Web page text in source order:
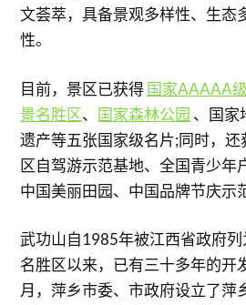
文荟萃，具备景观多样性、生态
性。
目前，景区已获得国家AAAAA
景名胜区、 国家森林公园 、国家
遗产等五张国家级名片;同时，
区自驾游示范基地、全国青少年
中国美丽田园、中国品牌节庆示
武功山自1985年被江西省政府
名胜区以来，已有三十多年的开
月，萍乡市委、市政府设立了萍